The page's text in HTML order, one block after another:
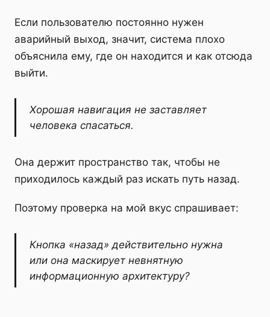
Если пользователю постоянно нужен
аварийный выход, значит, система плохо
объяснила ему, где он находится и как отсюда
выйти.
Хорошая навигация не заставляет
человека спасаться.
Она держит пространство так, чтобы не
приходилось каждый раз искать путь назад.
Поэтому проверка на мой вкус спрашивает:
Кнопка «назад» действительно нужна
или она маскирует невнятную
информационную архитектуру?